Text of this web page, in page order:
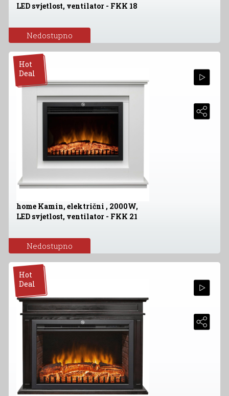
LED svjetlost, ventilator - FKK 18
Nedostupno
Hot
Deal
home Kamin, električni , 2000W,
LED svjetlost, ventilator - FKK 21
Nedostupno
Hot
Deal